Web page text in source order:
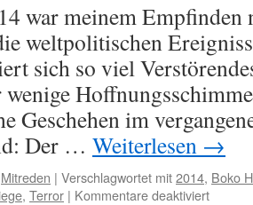
war meinem Empfinden
weltpolitischen
sich so viel
Geschehen im
Der … Weiterlesen →
Mitreden | Verschlagwortet mit2014, Boko
, Terror | Kommentare deaktiviert